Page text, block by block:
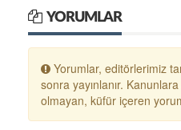
YORUMLAR
Yorumlar, editörlerimiz
sonra yayınlanır.
olmayan, küfür içeren